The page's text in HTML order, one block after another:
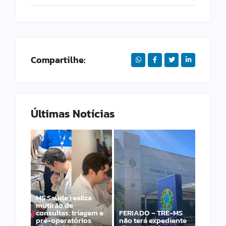
Compartilhe:
Últimas Notícias
MS Saúde realiza
mutirão de
consultas, triagem e
pré-operatórios
FERIADO – TRE-MS
não terá expediente
Laranja azeda atrai
investimento
francês para
produção de óleos